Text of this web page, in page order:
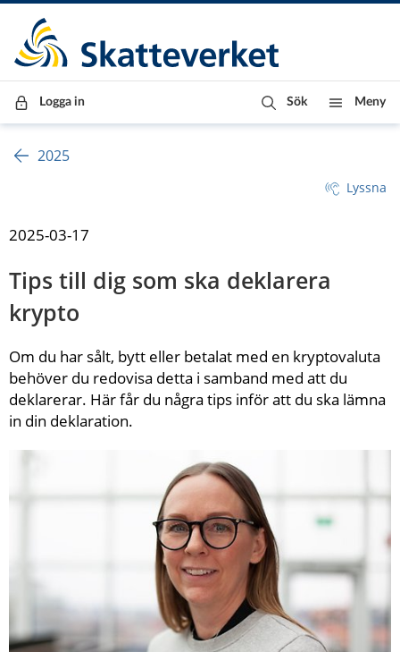
Till innehåll
Till navigationen
Till chattrobot
Logga in Sök Meny
2025
Lyssna
2025-03-17
Tips till dig som ska deklarera
krypto
Om du har sålt, bytt eller betalat med en kryptovaluta
behöver du redovisa detta i samband med att du
deklarerar. Här får du några tips inför att du ska lämna
in din deklaration.